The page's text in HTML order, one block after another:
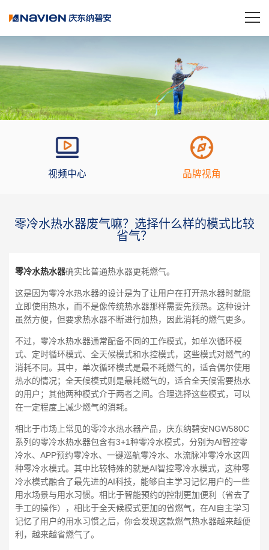
视频中心 品牌视角
零冷水热水器废气嘛？选择什么样的模式比较
省气？
零冷水热水器确实比普通热水器更耗燃气。
这是因为零冷水热水器的设计是为了让用户在打开热水器时就能
立即使用热水，而不是像传统热水器那样需要先预热。这种设计
虽然方便，但要求热水器不断进行加热，因此消耗的燃气更多。
不过，零冷水热水器通常配备不同的工作模式，如单次循环模
式、定时循环模式、全天候模式和水控模式，这些模式对燃气的
消耗不同。其中，单次循环模式是最不耗燃气的，适合偶尔使用
热水的情况；全天候模式则是最耗燃气的，适合全天候需要热水
的用户；其他两种模式介于两者之间。合理选择这些模式，可以
在一定程度上减少燃气的消耗。
相比于市场上常见的零冷水热水器产品，庆东纳碧安NGW580C
系列的零冷水热水器包含有3+1种零冷水模式，分别为AI智控零
冷水、APP预约零冷水、一键巡航零冷水、水流脉冲零冷水这四
种零冷水模式。其中比较特殊的就是AI智控零冷水模式，这种零
冷水模式融合了最先进的AI科技，能够自主学习记忆用户的一些
用水场景与用水习惯。相比于智能预约的控制更加便利（省去了
手工的操作），相比于全天候模式更加的省燃气，在AI自主学习
记忆了用户的用水习惯之后，你会发现这款燃气热水器越来越便
利，越来越省燃气了。